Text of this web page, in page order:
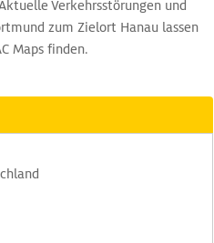
Verkehrsstörungen und
zum Zielort Hanau lassen
Maps finden.